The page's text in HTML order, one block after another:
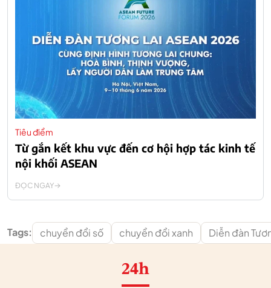
Tiêu điểm
Từ gắn kết khu vực đến cơ hội hợp tác kinh tế
nội khối ASEAN
ĐỌC NGAY
Tags: chuyển đổi số chuyển đổi xanh Diễn đàn
24h